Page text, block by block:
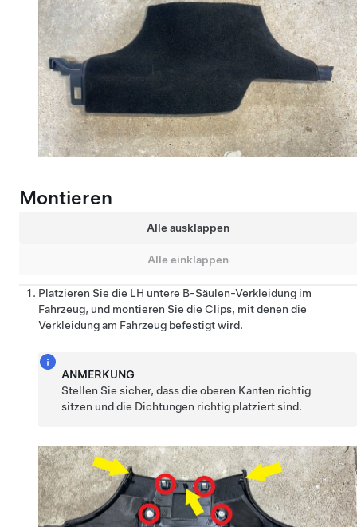
Montieren
Alle ausklappen
Alle einklappen
Platzieren Sie die LH untere B-Säulen-Verkleidung im
Fahrzeug, und montieren Sie die Clips, mit denen die
Verkleidung am Fahrzeug befestigt wird.
ANMERKUNG
Stellen Sie sicher, dass die oberen Kanten richtig
sitzen und die Dichtungen richtig platziert sind.